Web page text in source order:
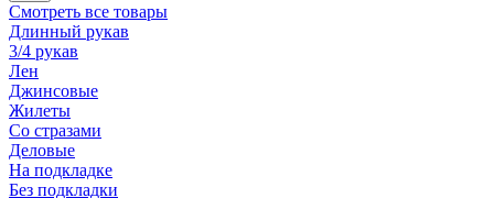
Смотреть все товары
Длинный рукав
3/4 рукав
Лен
Джинсовые
Жилеты
Со стразами
Деловые
На подкладке
Без подкладки